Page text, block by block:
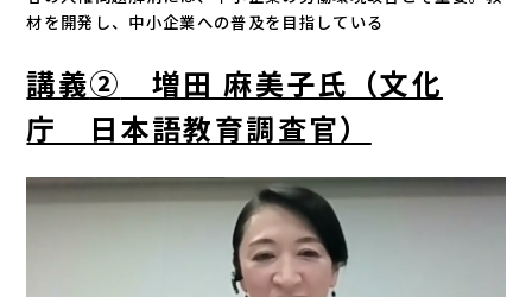
材を開発し、中小企業への普及を目指している
講義② 増田 麻美子氏（文化
庁 日本語教育調査官）